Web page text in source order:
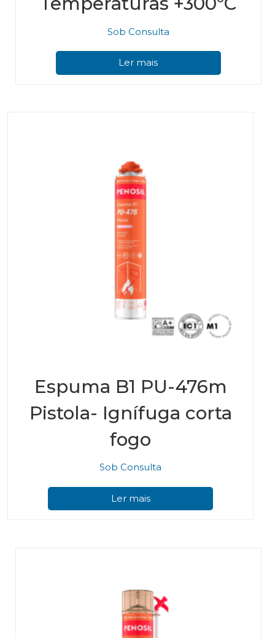
Sob Consulta
Ler mais
Espuma B1 PU-476m
Pistola- Ignífuga corta
fogo
Sob Consulta
Ler mais